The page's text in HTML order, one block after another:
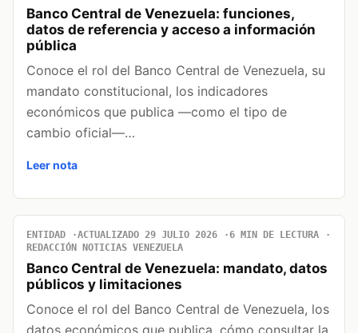
Banco Central de Venezuela: funciones,
datos de referencia y acceso a información
pública
Conoce el rol del Banco Central de Venezuela, su
mandato constitucional, los indicadores
económicos que publica —como el tipo de
cambio oficial—…
Leer nota
ENTIDAD ACTUALIZADO 29 JULIO 2026
6 MIN DE LECTURA
REDACCIÓN NOTICIAS VENEZUELA
Banco Central de Venezuela: mandato, datos
públicos y limitaciones
Conoce el rol del Banco Central de Venezuela, los